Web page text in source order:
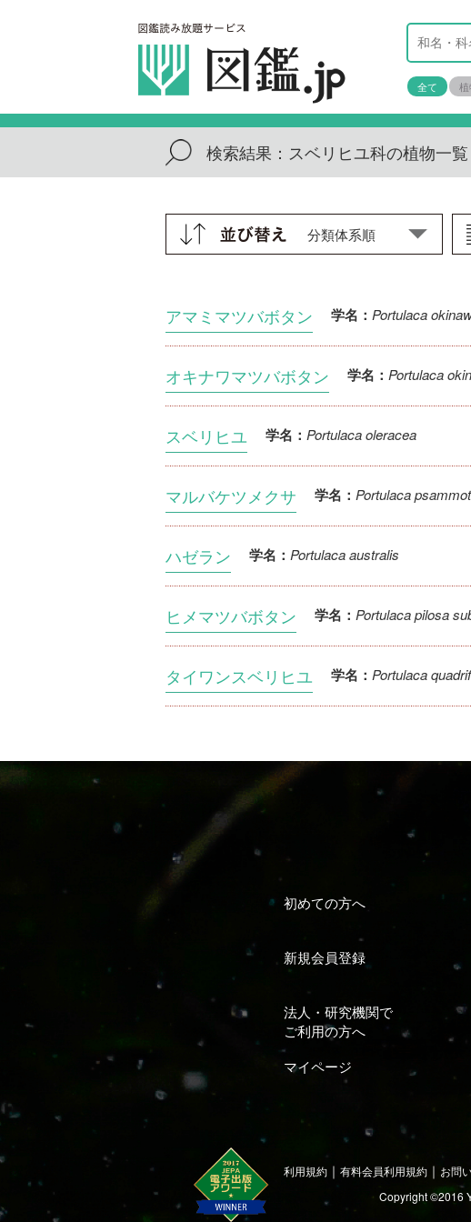
全て 植
検索結果： スベリヒユ科の植物一覧
アマミマツバボタン 学名： Portulaca
オキナワマツバボタン 学名： Portulaca
スベリヒユ 学名： Portulaca oleracea
マルバケツメクサ 学名： Portulaca
ハゼラン 学名： Portulaca australis
ヒメマツバボタン 学名： Portulaca pilosa
タイワンスベリヒユ 学名： Portulaca
初めての方へ
新規会員登録
法人・研究機関で
ご利用の方へ
マイページ
利用規約 ｜ 有料会員利用規約 ｜ お問
Copyright ©2016